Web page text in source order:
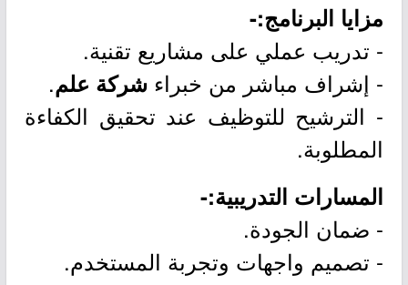
مزايا البرنامج:-
- تدريب عملي على مشاريع تقنية.
- إشراف مباشر من خبراءشركة علم.
- الترشيح للتوظيف عند تحقيق الكفاءة
المطلوبة.
المسارات التدريبية:-
- ضمان الجودة.
- تصميم واجهات وتجربة المستخدم.